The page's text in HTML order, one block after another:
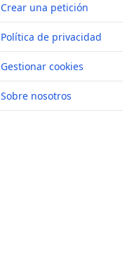
Crear una petición
Política de privacidad
Gestionar cookies
Sobre nosotros